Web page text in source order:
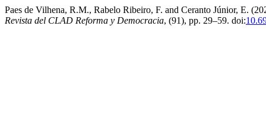
Paes de Vilhena, R.M., Rabelo Ribeiro, F. and Ceranto Júnior, E.
Revista del CLAD Reforma y Democracia, (91), pp. 29–59. doi: